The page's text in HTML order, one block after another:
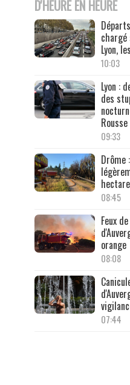
D'HEURE EN HEURE
Lyon,
10:03
Lyon :
des
Rousse
09:33
Drôme
08:45
Feux
orange
08:08
07:44